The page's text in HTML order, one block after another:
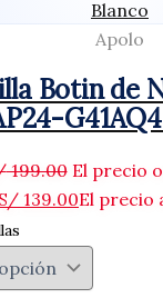
Apolo
Botin de
199.00 El precio
S/ 139.00El precio